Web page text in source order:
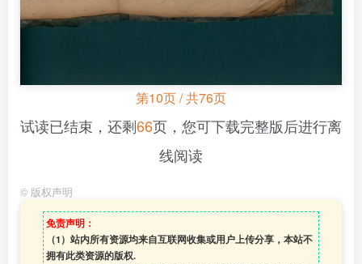
第10页 / 共76页
试读已结束，还剩66页，您可下载完整版后进行离
线阅读
© 版权声明
免责声明：
（1）站内所有资源均来自互联网收集或用户上传分享，本站不
拥有此类资源的版权.